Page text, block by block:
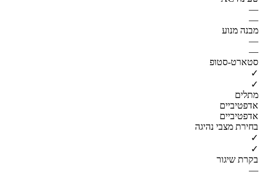
—
—
מבנה מנוע
—
—
סטארט-סטופ
✓
✓
מתלים
אדפטיביים
אדפטיביים
בחירת מצבי נהיגה
✓
✓
בקרת שיגור
—